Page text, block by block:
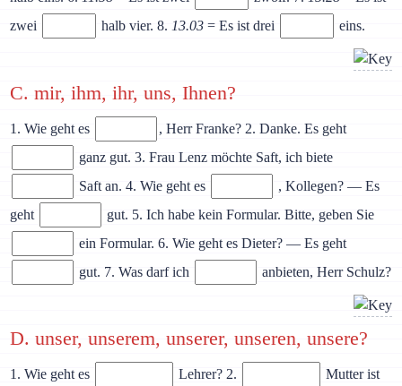
zwei
halb vier. 8. 13.03 = Es ist drei eins.
C. mir, ihm, ihr, uns, Ihnen?
1. Wie geht es
, Herr Franke? 2. Danke. Es geht
ganz gut. 3. Frau Lenz möchte Saft, ich biete
Saft an. 4. Wie geht es
, Kollegen? — Es
geht
gut. 5. Ich habe kein Formular. Bitte, geben Sie
ein Formular. 6. Wie geht es Dieter? — Es geht
gut. 7. Was darf ich
anbieten, Herr Schulz?
D. unser, unserem, unserer, unseren, unsere?
1. Wie geht es Lehrer? 2.
Mutter ist